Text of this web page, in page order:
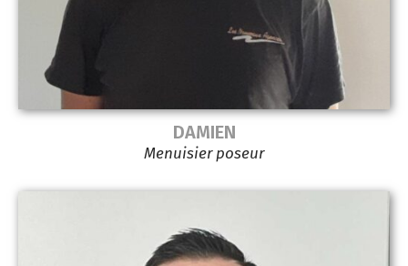
DAMIEN
Menuisier poseur